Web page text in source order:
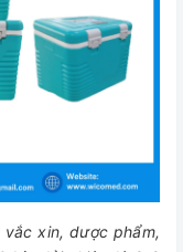
xin, dược phẩm,